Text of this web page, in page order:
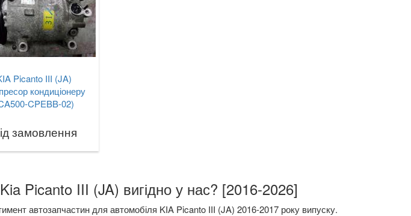
Picanto III (JA)
кондиціонеру
CPEBB-02)
замовлення
Picanto III (JA) вигідно у нас? [2016-2026]
автозапчастин для автомобіля KIA Picanto III (JA) 2016-2017 року випуску.